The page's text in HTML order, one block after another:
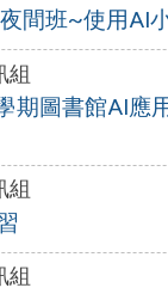
間班~使用AI
組
期圖書館AI應
組
組